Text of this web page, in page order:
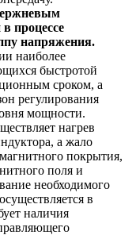
процессе
напряжения.
наиболее
быстротой
сроком, а
регулирования
мощности.
нагрев
а жало
покрытия,
поля и
необходимого
в
наличия